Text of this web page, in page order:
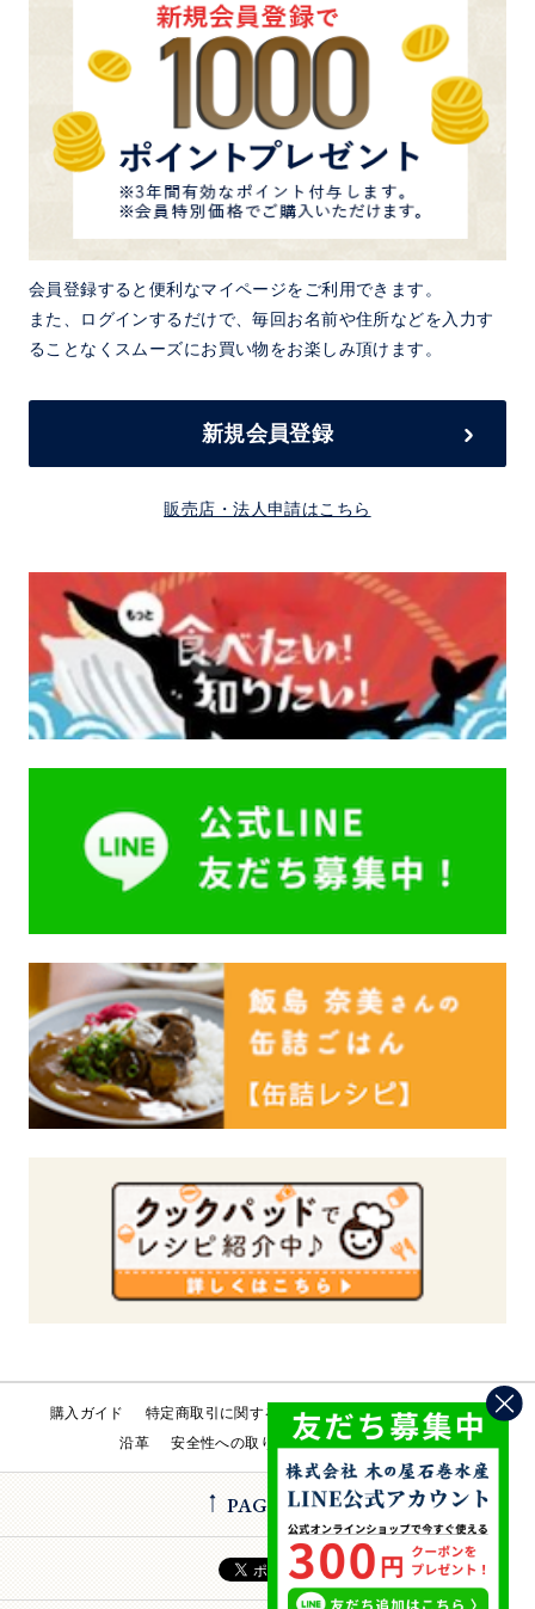
会員登録すると便利なマイページをご利用できます。
また、ログインするだけで、毎回お名前や住所などを入力す
ることなくスムーズにお買い物をお楽しみ頂けます。
新規会員登録
販売店・法人申請はこちら
購入ガイド 特定商取引に関する法律 会社概要
工場直売所
沿革
安全性への取り組み お問い合わせ
PAGE TOP